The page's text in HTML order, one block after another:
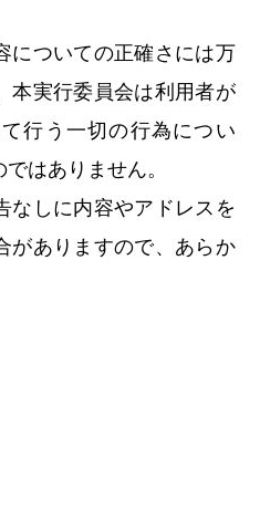
についての正確さには万
本実行委員会は利用者が
行う一切の行為につい
はありません。
なしに内容やアドレスを
がありますので、あらか